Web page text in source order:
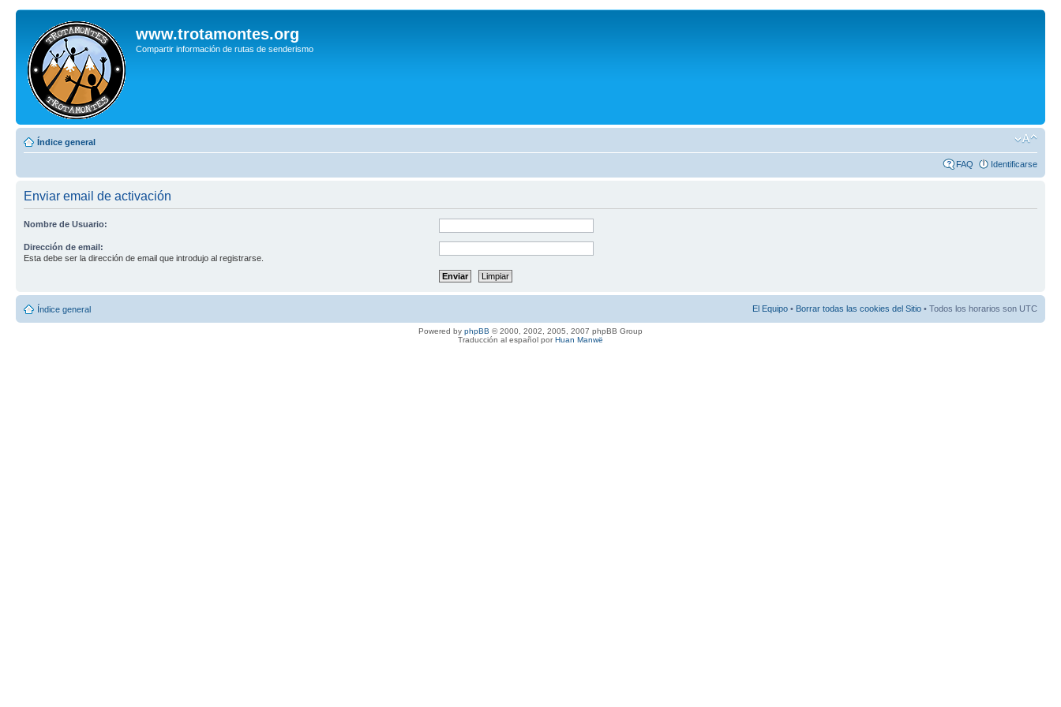
www.trotamontes.org
Compartir información de rutas de senderismo
Índice general
FAQ Identificarse
Enviar email de activación
Nombre de Usuario:
Dirección de email:
Esta debe ser la dirección de email que introdujo al registrarse.
Índice general El Equipo • Borrar todas las cookies del Sitio • Todos los horarios son UTC
Powered by phpBB © 2000, 2002, 2005, 2007 phpBB Group
Traducción al español porHuan Manwë